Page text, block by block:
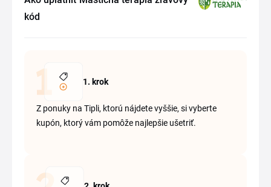
kód
1. krok
Z ponuky na Tipli, ktorú nájdete vyššie, si vyberte
kupón, ktorý vám pomôže najlepšie ušetriť.